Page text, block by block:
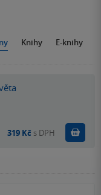
Knihy E-knihy
319 Kč s DPH